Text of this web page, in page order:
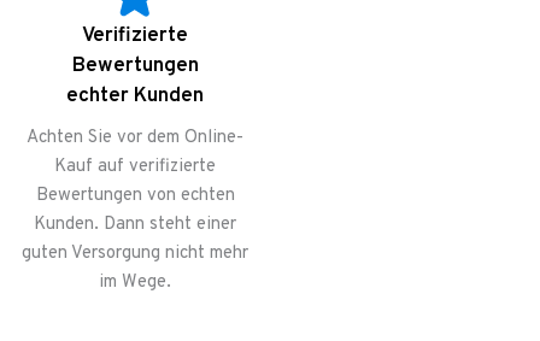
Verifizierte
Bewertungen
echter Kunden
Achten Sie vor dem Online-
Kauf auf verifizierte
Bewertungen von echten
Kunden. Dann steht einer
guten Versorgung nicht mehr
im Wege.